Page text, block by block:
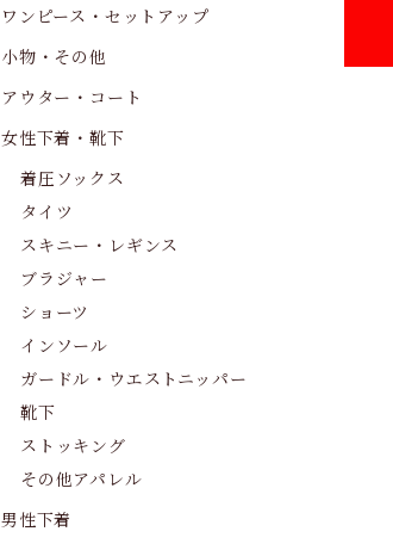
ワンピース・セットアップ
小物・その他
アウター・コート
女性下着・靴下
着圧ソックス
タイツ
スキニー・レギンス
ブラジャー
ショーツ
インソール
ガードル・ウエストニッパー
靴下
ストッキング
その他アパレル
男性下着